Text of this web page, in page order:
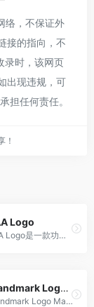
络，不保证外
接的指向，不
录时，该网页
出现违规，可
担任何责任。
！
Logo
‌AAA Logo是一款功能强大的Logo设计软件，提供60余种模板和2000多种矢量素材，用户可以轻松放大缩小素材，并自定义设计。该软件操作界面友好，适合没有设计经验的用户使用，能够帮助用户快速制作出专业水准的Logo图片‌。
Brandmark Logo Maker
Brandmark Logo Maker是一个强大的在线Logo设计工具，利用AI技术简化了设计流程，使得即使没有设计背景的用户也能轻松创建专业的Logo。该工具提供了丰富的功能和用户友好的界面，用户可以通过简单的步骤生成满意的Logo设计。